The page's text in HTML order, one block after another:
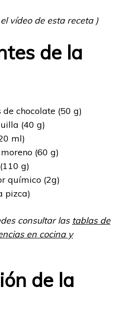
vídeo de esta receta )
de la
de chocolate (50 g)
(40 g)
ml)
(60 g)
g)
químico (2g)
pizca)
consultar las tablas de
en cocina y
de la